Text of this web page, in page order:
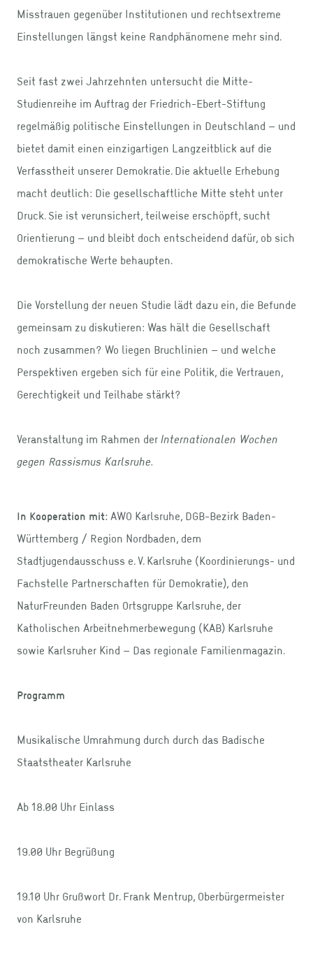
Misstrauen gegenüber Institutionen und rechtsextreme
Einstellungen längst keine Randphänomene mehr sind.
Seit fast zwei Jahrzehnten untersucht die Mitte-
Studienreihe im Auftrag der Friedrich-Ebert-Stiftung
regelmäßig politische Einstellungen in Deutschland – und
bietet damit einen einzigartigen Langzeitblick auf die
Verfasstheit unserer Demokratie. Die aktuelle Erhebung
macht deutlich: Die gesellschaftliche Mitte steht unter
Druck. Sie ist verunsichert, teilweise erschöpft, sucht
Orientierung – und bleibt doch entscheidend dafür, ob sich
demokratische Werte behaupten.
Die Vorstellung der neuen Studie lädt dazu ein, die Befunde
gemeinsam zu diskutieren: Was hält die Gesellschaft
noch zusammen? Wo liegen Bruchlinien – und welche
Perspektiven ergeben sich für eine Politik, die Vertrauen,
Gerechtigkeit und Teilhabe stärkt?
Veranstaltung im Rahmen derInternationalen Wochen
gegen Rassismus Karlsruhe.
In Kooperation mit: AWO Karlsruhe, DGB-Bezirk Baden-
Württemberg / Region Nordbaden, dem
Stadtjugendausschuss e. V. Karlsruhe (Koordinierungs- und
Fachstelle Partnerschaften für Demokratie), den
NaturFreunden Baden Ortsgruppe Karlsruhe, der
Katholischen Arbeitnehmerbewegung (KAB) Karlsruhe
sowie Karlsruher Kind – Das regionale Familienmagazin.
Programm
Musikalische Umrahmung durch durch das Badische
Staatstheater Karlsruhe
Ab 18.00 Uhr Einlass
19.00 Uhr Begrüßung
19.10 Uhr Grußwort Dr. Frank Mentrup, Oberbürgermeister
von Karlsruhe